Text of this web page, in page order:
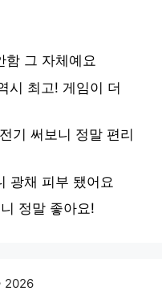
함 그 자체예요
시 최고! 게임이 더
기 써보니 정말 편리
광채 피부 됐어요
정말 좋아요!
2026